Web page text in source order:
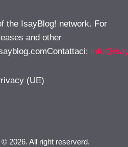
the IsayBlog! network. For
and other
:
(UE)
2026. All right reserverd.